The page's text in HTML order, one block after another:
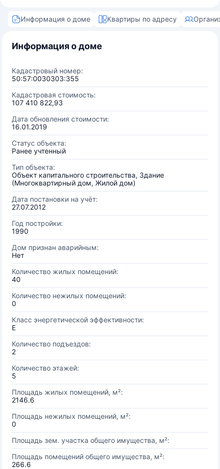
Информация о доме Квартиры по адресу
Информация о доме
Кадастровый номер:
50:57:0030303:355
Кадастровая стоимость:
107 410 822,93
Дата обновления стоимости:
16.01.2019
Статус объекта:
Ранее учтенный
Тип объекта:
Объект капитального строительства, Здание
(Многоквартирный дом, Жилой дом)
Дата постановки на учёт:
27.07.2012
Год постройки:
1990
Дом признан аварийным:
Нет
Количество жилых помещений:
40
Количество нежилых помещений:
0
Класс энергетической эффективности:
E
Количество подъездов:
2
Количество этажей:
5
Площадь жилых помещений, м²:
2146.6
Площадь нежилых помещений, м²:
0
Площадь зем. участка общего имущества, м²:
Площадь помещений общего имущества, м²:
266.6